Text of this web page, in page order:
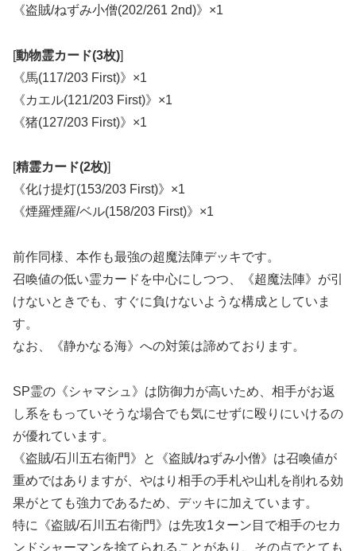
《盗賊/ねずみ小僧(202/261 2nd)》×1
[動物霊カード(3枚)]
《馬(117/203 First)》×1
《カエル(121/203 First)》×1
《猪(127/203 First)》×1
精霊カード(2枚)
《化け提灯(153/203 First)》×1
《煙羅煙羅/ベル(158/203 First)》×1
前作同様、本作も最強の超魔法陣デッキです。
召喚値の低い霊カードを中心にしつつ、《超魔法陣》が引
けないときでも、すぐに負けないような構成としていま
す。
なお、《静かなる海》への対策は諦めております。
SP霊の《シャマシュ》は防御力が高いため、相手がお返
し系をもっていそうな場合でも気にせずに殴りにいけるの
が優れています。
《盗賊/石川五右衛門》と《盗賊/ねずみ小僧》は召喚値が
重めではありますが、やはり相手の手札や山札を削れる効
果がとても強力であるため、デッキに加えています。
特に《盗賊/石川五右衛門》は先攻1ターン目で相手のセカ
ンドシャーマンを捨てられることがあり、その点でとても